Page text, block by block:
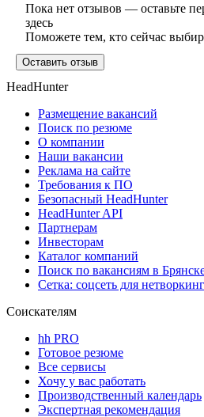
Пока нет отзывов — оставьте
здесь
Поможете тем, кто сейчас
Оставить отзыв
HeadHunter
Размещение вакансий
Поиск по резюме
О компании
Наши вакансии
Реклама на сайте
Требования к ПО
Безопасный HeadHunter
HeadHunter API
Партнерам
Инвесторам
Каталог компаний
Поиск по вакансиям в
Сетка: соцсеть для
Соискателям
hh PRO
Готовое резюме
Все сервисы
Хочу у вас работать
Производственный календарь
Экспертная рекомендация